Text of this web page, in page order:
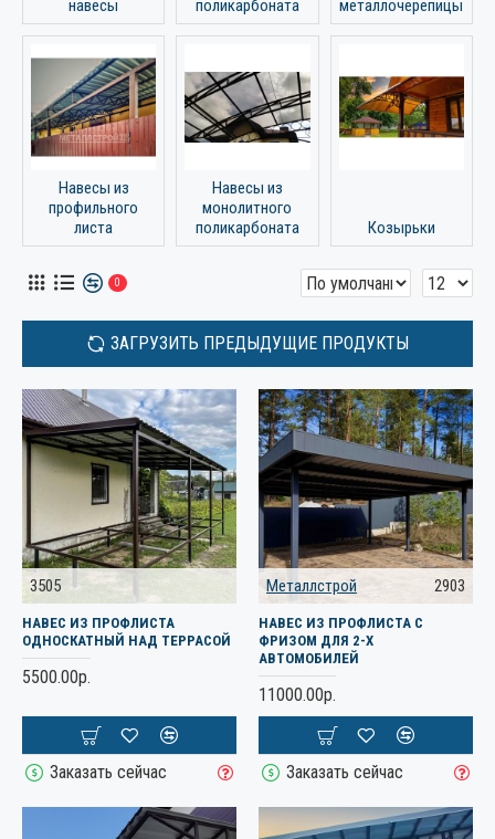
навесы
поликарбоната
металлочерепицы
Навесы из
профильного
листа
Навесы из
монолитного
поликарбоната
Козырьки
0
ЗАГРУЗИТЬ ПРЕДЫДУЩИЕ ПРОДУКТЫ
3505
НАВЕС ИЗ ПРОФЛИСТА
ОДНОСКАТНЫЙ НАД ТЕРРАСОЙ
5500.00р.
Заказать сейчас
Металлстрой 2903
НАВЕС ИЗ ПРОФЛИСТА С
ФРИЗОМ ДЛЯ 2-Х
АВТОМОБИЛЕЙ
11000.00р.
Заказать сейчас